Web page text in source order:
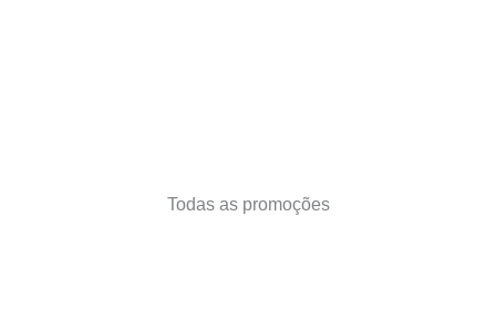
Todas as promoções